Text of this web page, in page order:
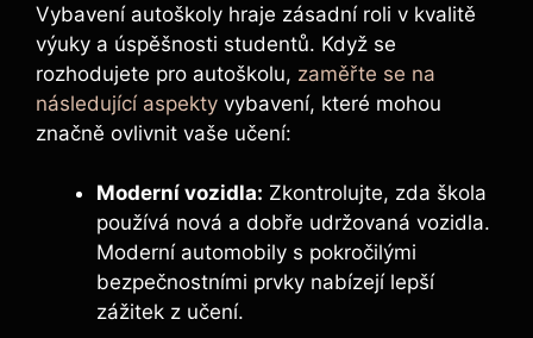
Vybavení autoškoly hraje zásadní roli v kvalitě
výuky a úspěšnosti studentů. Když se
rozhodujete pro autoškolu, zaměřte se na
následující aspekty vybavení, které mohou
značně ovlivnit vaše učení:
Moderní vozidla: Zkontrolujte, zda škola
používá nová a dobře udržovaná vozidla.
Moderní automobily s pokročilými
bezpečnostními prvky nabízejí lepší
zážitek z učení.